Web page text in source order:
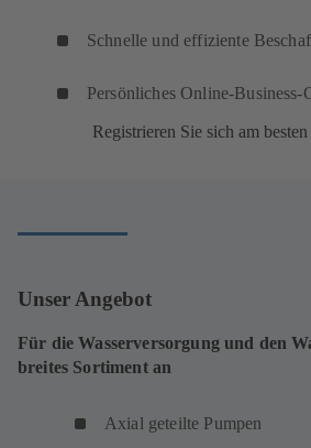
Schnelle und effiziente
Persönliches Online-Business-
Registrieren Sie sich am
Unser Angebot
Für die Wasserversorgung und den
breites Sortiment an
Axial geteilte Pumpen